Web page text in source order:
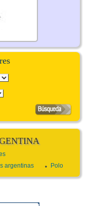
argentinas Polo